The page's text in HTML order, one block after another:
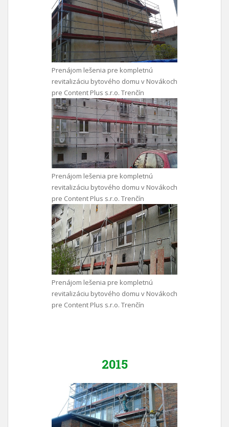
Prenájom lešenia pre kompletnú
revitalizáciu bytového domu v Novákoch
pre Content Plus s.r.o. Trenčín
Prenájom lešenia pre kompletnú
revitalizáciu bytového domu v Novákoch
pre Content Plus s.r.o. Trenčín
Prenájom lešenia pre kompletnú
revitalizáciu bytového domu v Novákoch
pre Content Plus s.r.o. Trenčín
2015